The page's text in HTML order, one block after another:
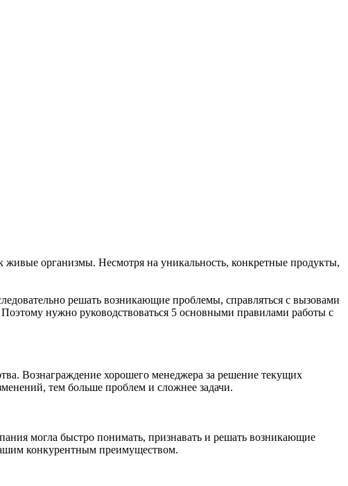
организмы. Несмотря на уникальность, конкретные продукты,
решать возникающие проблемы, справляться с вызовами
нужно руководствоваться 5 основными правилами работы с
Вознаграждение хорошего менеджера за решение текущих
тем больше проблем и сложнее задачи.
могла быстро понимать, признавать и решать возникающие
конкурентным преимуществом.